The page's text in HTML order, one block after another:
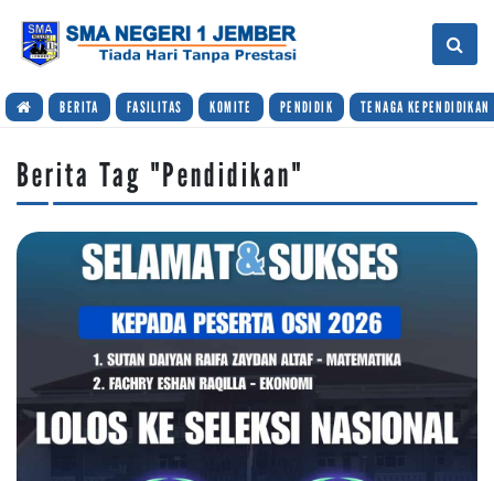
BERITA FASILITAS KOMITE PENDIDIK TENAGA KEPENDIDIKAN
Berita Tag "Pendidikan"